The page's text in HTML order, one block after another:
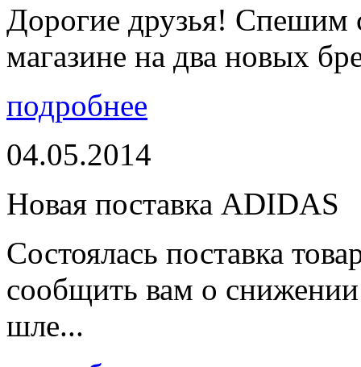
Дорогие друзья! Спешим
магазине на два новых
подробнее
04.05.2014
Новая поставка ADIDAS
Состоялась поставка
сообщить вам о
шле...